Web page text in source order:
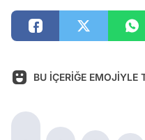
BU İÇERİĞE EMOJİYLE